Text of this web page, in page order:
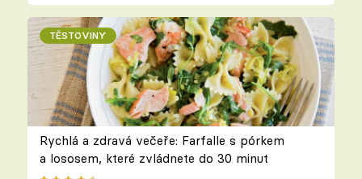
TĚSTOVINY
Rychlá a zdravá večeře: Farfalle s pórkem
a lososem, které zvládnete do 30 minut